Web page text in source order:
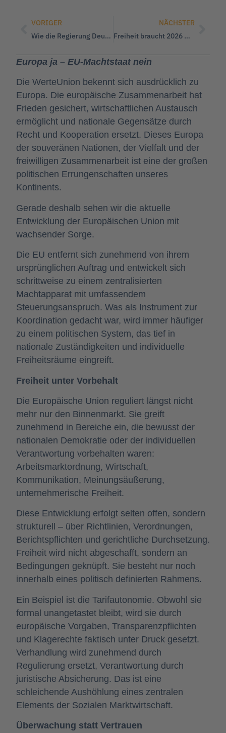
VORIGER
Wie die Regierung Deutschland sehenden Auges in den Abgrund führt
NÄCHSTER
Freiheit braucht 2026 wieder eine Stimme
Europa ja – EU-Machtstaat nein
Die WerteUnion bekennt sich ausdrücklich zu
Europa. Die europäische Zusammenarbeit hat
Frieden gesichert, wirtschaftlichen Austausch
ermöglicht und nationale Gegensätze durch
Recht und Kooperation ersetzt. Dieses Europa
der souveränen Nationen, der Vielfalt und der
freiwilligen Zusammenarbeit ist eine der großen
politischen Errungenschaften unseres
Kontinents.
Gerade deshalb sehen wir die aktuelle
Entwicklung der Europäischen Union mit
wachsender Sorge.
Die EU entfernt sich zunehmend von ihrem
ursprünglichen Auftrag und entwickelt sich
schrittweise zu einem zentralisierten
Machtapparat mit umfassendem
Steuerungsanspruch. Was als Instrument zur
Koordination gedacht war, wird immer häufiger
zu einem politischen System, das tief in
nationale Zuständigkeiten und individuelle
Freiheitsräume eingreift.
Freiheit unter Vorbehalt
Die Europäische Union reguliert längst nicht
mehr nur den Binnenmarkt. Sie greift
zunehmend in Bereiche ein, die bewusst der
nationalen Demokratie oder der individuellen
Verantwortung vorbehalten waren:
Arbeitsmarktordnung, Wirtschaft,
Kommunikation, Meinungsäußerung,
unternehmerische Freiheit.
Diese Entwicklung erfolgt selten offen, sondern
strukturell – über Richtlinien, Verordnungen,
Berichtspflichten und gerichtliche Durchsetzung.
Freiheit wird nicht abgeschafft, sondern an
Bedingungen geknüpft. Sie besteht nur noch
innerhalb eines politisch definierten Rahmens.
Ein Beispiel ist die Tarifautonomie. Obwohl sie
formal unangetastet bleibt, wird sie durch
europäische Vorgaben, Transparenzpflichten
und Klagerechte faktisch unter Druck gesetzt.
Verhandlung wird zunehmend durch
Regulierung ersetzt, Verantwortung durch
juristische Absicherung. Das ist eine
schleichende Aushöhlung eines zentralen
Elements der Sozialen Marktwirtschaft.
Überwachung statt Vertrauen